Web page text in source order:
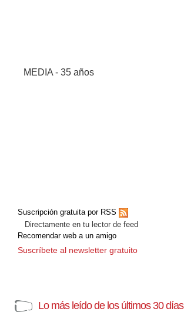
MEDIA - 35 años
Suscripción gratuita por RSS
Directamente en tu lector de feed
Recomendar web a un amigo
Suscríbete al newsletter gratuito
Lo más leído de los últimos 30 días